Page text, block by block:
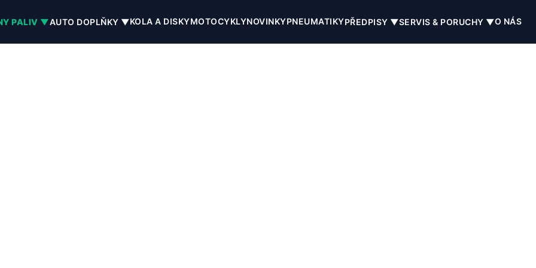
PALIV ▼AUTO DOPLŇKY ▼KOLA A DISKYMOTOCYKLYNOVINKYPNEUMATIKYPŘEDPISY ▼SERVIS & PORUCHY ▼O NÁS